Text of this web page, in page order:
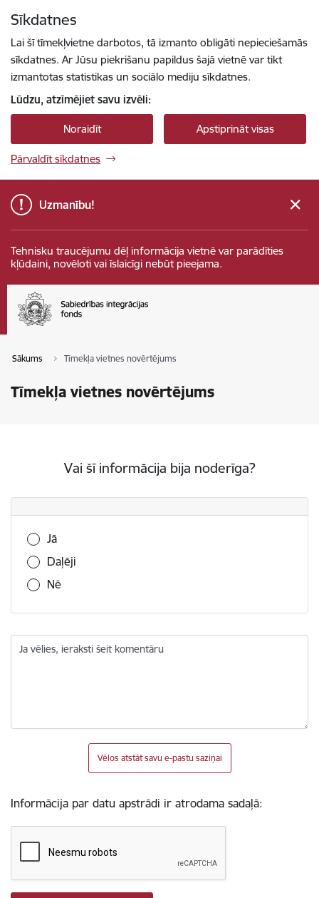
Sīkdatnes
Lai šī tīmekļvietne darbotos, tā izmanto obligāti nepieciešamās
sīkdatnes. Ar Jūsu piekrišanu papildus šajā vietnē var tikt
izmantotas statistikas un sociālo mediju sīkdatnes.
Lūdzu, atzīmējiet savu izvēli:
Noraidīt Apstiprināt visas
Pārvaldīt sīkdatnes
Uzmanību!
Tehnisku traucējumu dēļ informācija vietnē var parādīties
kļūdaini, novēloti vai īslaicīgi nebūt pieejama.
Sākums Tīmekļa vietnes novērtējums
Tīmekļa vietnes novērtējums
Vai šī informācija bija noderīga?
Vai šī informācija bija noderīga?
Jā
Daļēji
Nē
Ja vēlies, ieraksti šeit komentāru
Vēlos atstāt savu e-pastu saziņai
Informācija par datu apstrādi ir atrodama sadaļā: